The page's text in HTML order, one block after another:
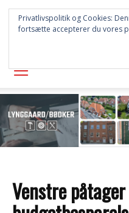
Venstre
Privatlivspolitik og Cookies:
fortsætte accepterer du vores